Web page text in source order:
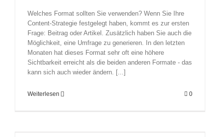
Welches Format sollten Sie verwenden? Wenn Sie Ihre
Content-Strategie festgelegt haben, kommt es zur ersten
Frage: Beitrag oder Artikel. Zusätzlich haben Sie auch die
Möglichkeit, eine Umfrage zu generieren. In den letzten
Monaten hat dieses Format sehr oft eine höhere
Sichtbarkeit erreicht als die beiden anderen Formate - das
kann sich auch wieder ändern. [...]
Weiterlesen 0